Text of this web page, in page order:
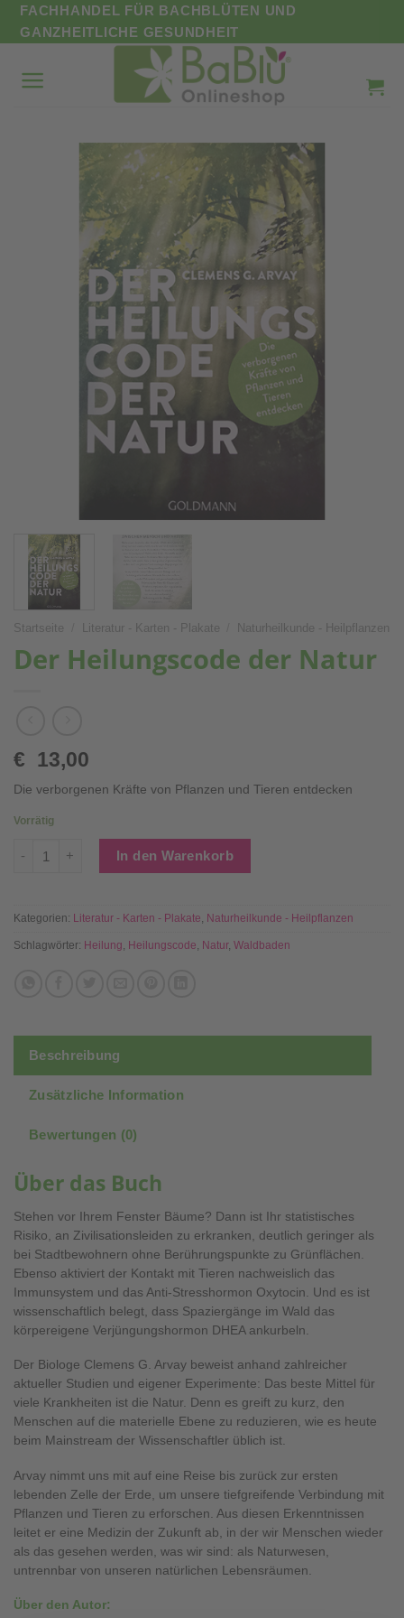
Zum
Inhalt
FACHHANDEL FÜR BACHBLÜTEN UND
GANZHEITLICHE GESUNDHEIT
Startseite Literatur - Karten - Plakate Naturheilkunde - Heilpflanzen
Der Heilungscode der Natur
€ 13,00
Die verborgenen Kräfte von Pflanzen und Tieren entdecken
Vorrätig
Der Heilungscode der Natur Menge
In den Warenkorb
Kategorien: Literatur - Karten - Plakate, Naturheilkunde - Heilpflanzen
Schlagwörter: Heilung, Heilungscode, Natur, Waldbaden
Beschreibung
Zusätzliche Information
Bewertungen (0)
Über das Buch
Stehen vor Ihrem Fenster Bäume? Dann ist Ihr statistisches
Risiko, an Zivilisationsleiden zu erkranken, deutlich geringer als
bei Stadtbewohnern ohne Berührungspunkte zu Grünflächen.
Ebenso aktiviert der Kontakt mit Tieren nachweislich das
Immunsystem und das Anti-Stresshormon Oxytocin. Und es ist
wissenschaftlich belegt, dass Spaziergänge im Wald das
körpereigene Verjüngungshormon DHEA ankurbeln.
Der Biologe Clemens G. Arvay beweist anhand zahlreicher
aktueller Studien und eigener Experimente: Das beste Mittel für
viele Krankheiten ist die Natur. Denn es greift zu kurz, den
Menschen auf die materielle Ebene zu reduzieren, wie es heute
beim Mainstream der Wissenschaftler üblich ist.
Arvay nimmt uns mit auf eine Reise bis zurück zur ersten
lebenden Zelle der Erde, um unsere tiefgreifende Verbindung mit
Pflanzen und Tieren zu erforschen. Aus diesen Erkenntnissen
leitet er eine Medizin der Zukunft ab, in der wir Menschen wieder
als das gesehen werden, was wir sind: als Naturwesen,
untrennbar von unseren natürlichen Lebensräumen.
Über den Autor: